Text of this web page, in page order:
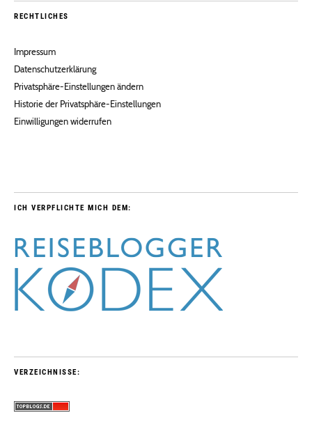
RECHTLICHES
Impressum
Datenschutzerklärung
Privatsphäre-Einstellungen ändern
Historie der Privatsphäre-Einstellungen
Einwilligungen widerrufen
ICH VERPFLICHTE MICH DEM:
VERZEICHNISSE: